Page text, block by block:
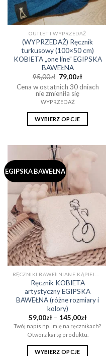
OUTLET I WYPRZEDAŻ
(WYPRZEDAŻ) Ręcznik
turkusowy (100×50 cm)
KOBIETA „one line” EGIPSKA
BAWEŁNA
95,00zł Pierwotna
cena
wynosiła:
95,00zł.
79,00złAktualna
cena
wynosi:
Cena w ostatnich 30 dniach
nie zmieniła się
WYPRZEDAŻ
WYBIERZ OPCJE
EGIPSKA BAWEŁNA
Ręcznik KOBIETA
artystyczny EGIPSKA
BAWEŁNA (różne rozmiary i
kolory)
59,00zł – 145,00złZakres
cen:
od
59,00zł
do
Twój napis np. imię na ręcznikach?
Otwórz kartę produktu.
WYBIERZ OPCJE